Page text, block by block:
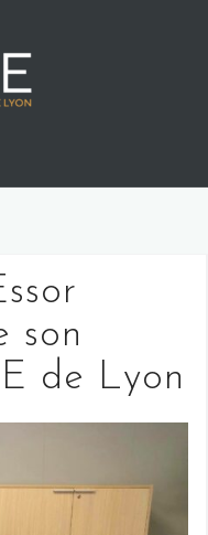
son
de Lyon